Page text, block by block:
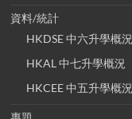
資料/統計
HKDSE 中六升學概況
HKAL 中七升學概況
HKCEE 中五升學概況